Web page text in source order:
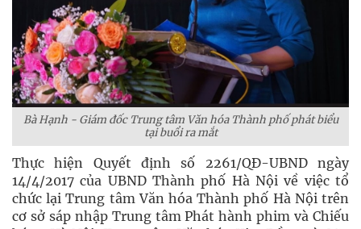
Bà Hạnh - Giám đốc Trung tâm Văn hóa Thành phố phát biểu
tại buổi ra mắt
Thực hiện Quyết định số 2261/QĐ-UBND ngày
14/4/2017 của UBND Thành phố Hà Nội về việc tổ
chức lại Trung tâm Văn hóa Thành phố Hà Nội trên
cơ sở sáp nhập Trung tâm Phát hành phim và Chiếu